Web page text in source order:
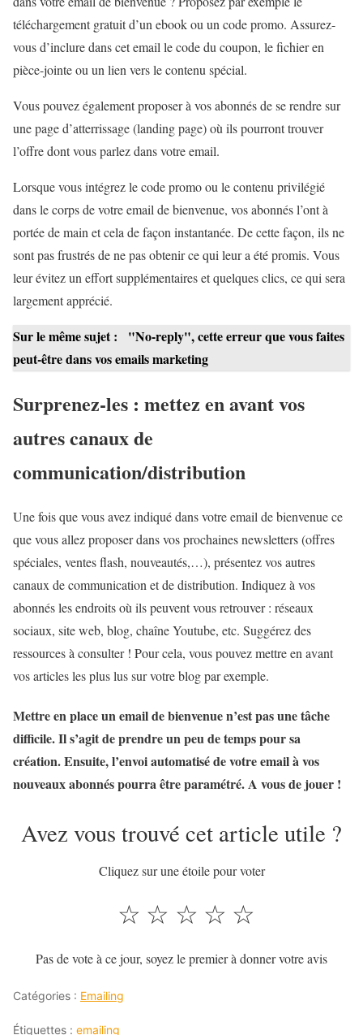
téléchargement gratuit d’un ebook ou un code promo. Assurez-
vous d’inclure dans cet email le code du coupon, le fichier en
pièce-jointe ou un lien vers le contenu spécial.
Vous pouvez également proposer à vos abonnés de se rendre sur
une page d’atterrissage (landing page) où ils pourront trouver
l’offre dont vous parlez dans votre email.
Lorsque vous intégrez le code promo ou le contenu privilégié
dans le corps de votre email de bienvenue, vos abonnés l’ont à
portée de main et cela de façon instantanée. De cette façon, ils ne
sont pas frustrés de ne pas obtenir ce qui leur a été promis. Vous
leur évitez un effort supplémentaires et quelques clics, ce qui sera
largement apprécié.
Sur le même sujet :
"No-reply", cette erreur que vous faites
peut-être dans vos emails marketing
Surprenez-les : mettez en avant vos
autres canaux de
communication/distribution
Une fois que vous avez indiqué dans votre email de bienvenue ce
que vous allez proposer dans vos prochaines newsletters (offres
spéciales, ventes flash, nouveautés,…), présentez vos autres
canaux de communication et de distribution. Indiquez à vos
abonnés les endroits où ils peuvent vous retrouver : réseaux
sociaux, site web, blog, chaîne Youtube, etc. Suggérez des
ressources à consulter ! Pour cela, vous pouvez mettre en avant
vos articles les plus lus sur votre blog par exemple.
Mettre en place un email de bienvenue n’est pas une tâche
difficile. Il s’agit de prendre un peu de temps pour sa
création. Ensuite, l’envoi automatisé de votre email à vos
nouveaux abonnés pourra être paramétré. A vous de jouer !
Avez vous trouvé cet article utile ?
Cliquez sur une étoile pour voter
☆
☆
☆
☆
☆
Pas de vote à ce jour, soyez le premier à donner votre avis
Catégories : Emailing
Étiquettes : emailing